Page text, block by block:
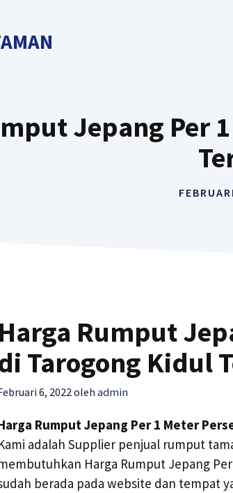
Jepang Per
Harga Rumput
Tarogong Kidul
6, 2022oleh admin
Rumput Jepang Per 1 Meter
adalah Supplier penjual rumput
Harga Rumput Jepang
berada pada website dan tempat